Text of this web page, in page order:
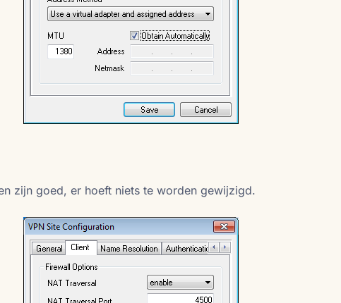
zijn goed, er hoeft niets te worden gewijzigd.